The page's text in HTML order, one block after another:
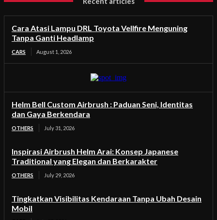
Cara Atasi Lampu DRL Toyota Vellfire Menguning
Tanpa Ganti Headlamp
CARS August 1, 2026
Helm Bell Custom Airbrush : Paduan Seni, Identitas
dan Gaya Berkendara
OTHERS July 31, 2026
Inspirasi Airbrush Helm Arai: Konsep Japanese
Traditional yang Elegan dan Berkarakter
OTHERS July 29, 2026
Tingkatkan Visibilitas Kendaraan Tanpa Ubah Desain
Mobil